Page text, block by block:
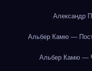
Александр
Альбер Камю —
Альбер Камю —